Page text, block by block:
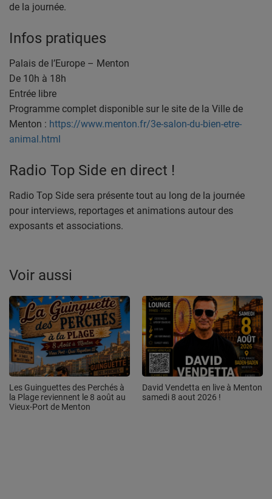
de la journée.
Infos pratiques
Palais de l’Europe – Menton
De 10h à 18h
Entrée libre
Programme complet disponible sur le site de la Ville de
Menton : https://www.menton.fr/3e-salon-du-bien-etre-
animal.html
Radio Top Side en direct !
Radio Top Side sera présente tout au long de la journée
pour interviews, reportages et animations autour des
exposants et associations.
Voir aussi
Les Guinguettes des Perchés à
la Plage reviennent le 8 août au
Vieux-Port de Menton
David Vendetta en live à Menton
samedi 8 aout 2026 !